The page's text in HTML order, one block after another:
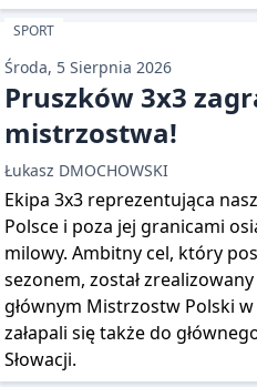
SPORT
Środa, 5 Sierpnia 2026
Pruszków 3x3
mistrzostwa!
Łukasz DMOCHOWSKI
Ekipa 3x3 reprezentująca
Polsce i poza jej granicami
milowy. Ambitny cel, który
sezonem, został
głównym Mistrzostw Polski
załapali się także do
Słowacji.